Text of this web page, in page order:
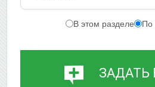
В этом разделе По
ЗАДАТЬ